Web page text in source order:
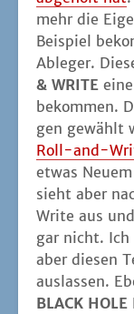
mehr die
Bei­spiel
Able­ger.
& WRITE
bekom­men.
gen gewählt
Roll-and-
etwas
sieht aber
Wri­te aus
gar nicht. Ich
aber die­sen
aus­las­sen.
BLACK HOLE